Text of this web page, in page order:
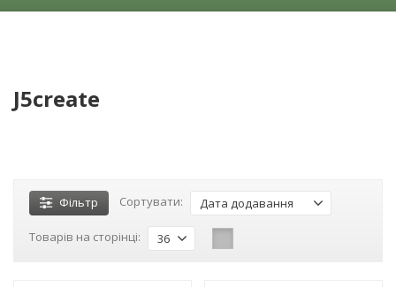
J5create
Фільтр Сортувати: Дата додавання
Товарів на сторінці: 36